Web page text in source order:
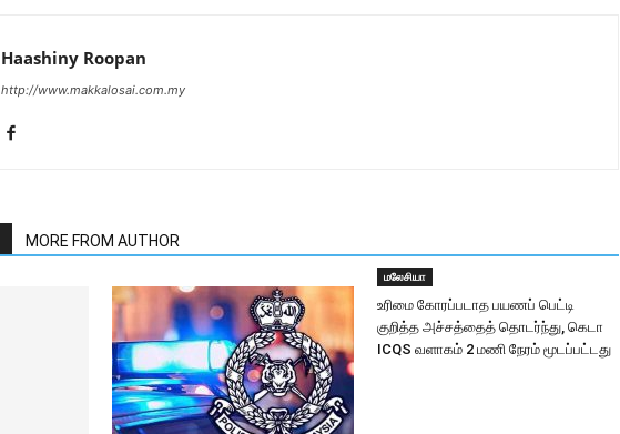
Haashiny Roopan
http://www.makkalosai.com.my
MORE FROM AUTHOR
மலேசியா
உரிமை கோரப்படாத பயணப் பெட்டி
குறித்த அச்சத்தைத் தொடர்ந்து, கெடா
ICQS வளாகம் 2 மணி நேரம் மூடப்பட்டது